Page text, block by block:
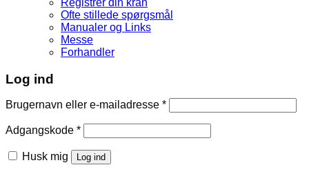
Registrer din kran
Ofte stillede spørgsmål
Manualer og Links
Messe
Forhandler
Log ind
Brugernavn eller e-mailadresse *
Adgangskode *
Husk mig Log ind